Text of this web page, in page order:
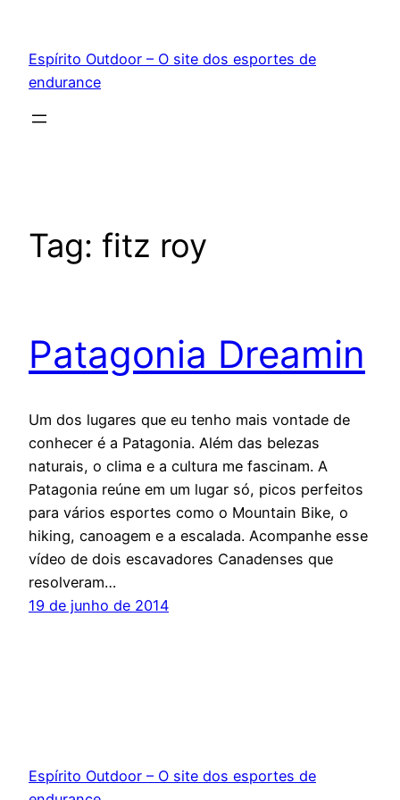
conteúdo
Espírito Outdoor – O site dos esportes de
endurance
Tag: fitz roy
Patagonia Dreamin
Um dos lugares que eu tenho mais vontade de
conhecer é a Patagonia. Além das belezas
naturais, o clima e a cultura me fascinam. A
Patagonia reúne em um lugar só, picos perfeitos
para vários esportes como o Mountain Bike, o
hiking, canoagem e a escalada. Acompanhe esse
vídeo de dois escavadores Canadenses que
resolveram…
19 de junho de 2014
Espírito Outdoor – O site dos esportes de